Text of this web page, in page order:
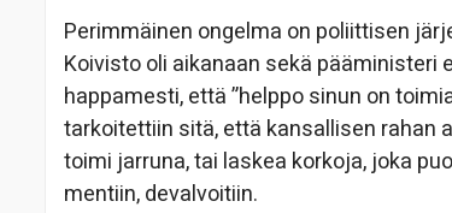
Perimmäinen ongelma on poliittisen
Koivisto oli aikanaan sekä pääministeri
happamesti, että ”helppo sinun on
tarkoitettiin sitä, että kansallisen rahan
toimi jarruna, tai laskea korkoja, joka
mentiin, devalvoitiin.